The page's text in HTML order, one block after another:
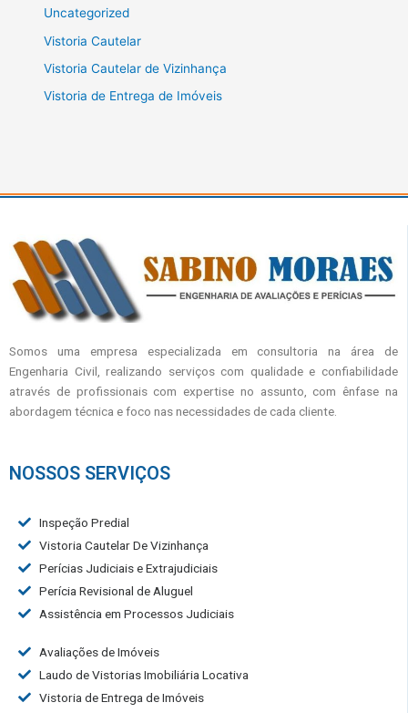
Uncategorized
Vistoria Cautelar
Vistoria Cautelar de Vizinhança
Vistoria de Entrega de Imóveis
Somos uma empresa especializada em consultoria na área de
Engenharia Civil, realizando serviços com qualidade e confiabilidade
através de profissionais com expertise no assunto, com ênfase na
abordagem técnica e foco nas necessidades de cada cliente.
NOSSOS SERVIÇOS
Inspeção Predial
Vistoria Cautelar De Vizinhança
Perícias Judiciais e Extrajudiciais
Perícia Revisional de Aluguel
Assistência em Processos Judiciais
Avaliações de Imóveis
Laudo de Vistorias Imobiliária Locativa
Vistoria de Entrega de Imóveis